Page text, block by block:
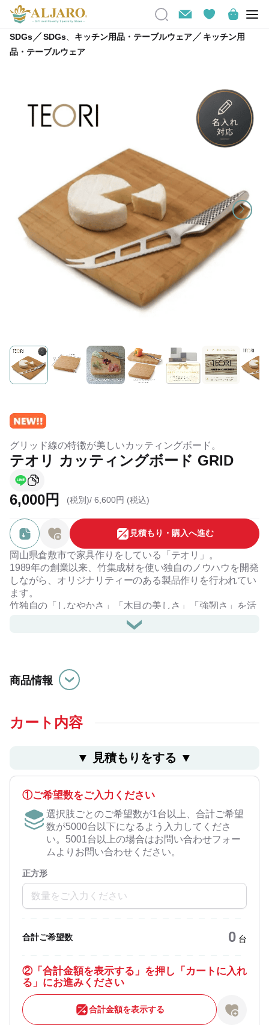
SDGs／SDGs キッチン用品・テーブルウェア／ キッチン用
品・テーブルウェア
グリッド線の特徴が美しいカッティングボード。
テオリ カッティングボード GRID
6,000円 (税別)/ 6,600円 (税込)
岡山県倉敷市で家具作りをしている「テオリ」。
1989年の創業以来、竹集成材を使い独自のノウハウを開発
しながら、オリジナリティーのある製品作りを行われてい
ます。
竹独自の「しなやかさ」「木目の美しさ」「強靭さ」を活
かした製品づくりに取り組まれています。
竹は3～5年で材料として使用できるようになり、植林しな
2024年、竹の新たな可能性を示す製品が世界的に権威ある
と厚みとなっています。
素材の一つ一つが自然のモザイク柄となります。
のお土産、新築祝いなど各種記念品としておすすめの商品
【お手入れについて】
⾒積もり・購⼊へ進む
商品情報
カート内容
▼ ⾒積もりをする ▼
①ご希望数をご入力ください
選択肢ごとのご希望数が1台以上、合計ご希望
数が5000台以下になるよう入力してくださ
い。5001台以上の場合はお問い合わせフォー
ムよりお問い合わせください。
正方形
合計ご希望数 0 台
②「合計金額を表示する」を押し「カートに入れ
る」にお進みください
合計金額を表示する